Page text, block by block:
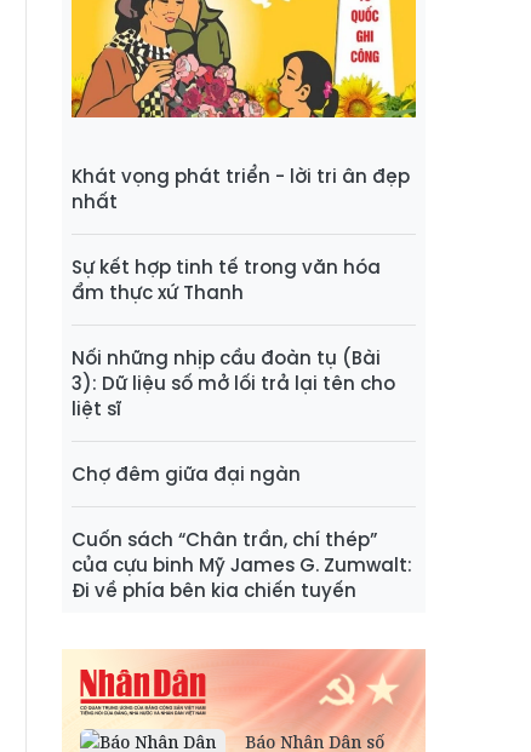
Khát vọng phát triển - lời tri ân đẹp
nhất
Sự kết hợp tinh tế trong văn hóa
ẩm thực xứ Thanh
Nối những nhịp cầu đoàn tụ (Bài
3): Dữ liệu số mở lối trả lại tên cho
liệt sĩ
Chợ đêm giữa đại ngàn
Cuốn sách “Chân trần, chí thép”
của cựu binh Mỹ James G. Zumwalt:
Đi về phía bên kia chiến tuyến